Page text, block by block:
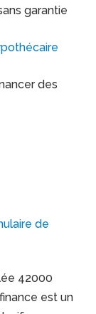
garantie
des
de
42000
est un